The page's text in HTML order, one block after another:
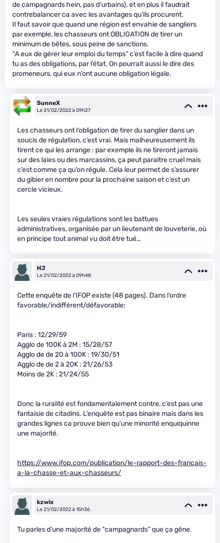
de campagnards hein, pas d’urbains), et en plus il faudrait
contrebalancer ca avec les avantages qu’ils procurent.
Il faut savoir que quand une région est envahie de sangliers
par exemple, les chasseurs ont OBLIGATION de tirer un
minimum de bêtes, sous peine de sanctions.
“A eux de gérer leur emploi du temps” c’est facile à dire quand
tu as des obligations, par l’état. On pourrait aussi le dire des
promeneurs, qui eux n’ont aucune obligation légale.
SunneX
Le 21/02/2022 à 09h27
Les chasseurs ont l’obligation de tirer du sanglier dans un
soucis de régulation, c’est vrai. Mais malheureusement ils
tirent ce qui les arrange : par exemple ils ne tireront jamais
sur des laies ou des marcassins, ça peut paraitre cruel mais
c’est comme ça qu’on régule. Cela leur permet de s’assurer
du gibier en nombre pour la prochaine saison et c’est un
cercle vicieux.
Les seules vraies régulations sont les battues
administratives, organisée par un lieutenant de louveterie, où
en principe tout animal vu doit être tué…
HJ
Le 21/02/2022 à 09h48
Cette enquête de l’IFOP existe (48 pages). Dans l’ordre
favorable/indifférent/défavorable:
Paris : 12/29/59
Agglo de 100K à 2M : 15/28/57
Agglo de de 20 à 100K : 19/30/51
Agglo de de 2 à 20K : 21/26/53
Moins de 2K : 21/24/55
Donc la ruralité est fondamentalement contre, c’est pas une
fantaisie de citadins. L’enquête est pas binaire mais dans les
grandes lignes ca prouve bien qu’une minorité enquiquinne
une majorité.
https://www.ifop.com/publication/le-rapport-des-francais-
a-la-chasse-et-aux-chasseurs/
kzwix
Le 21/02/2022 à 15h36
Tu parles d’une majorité de “campagnards” que ça gêne.